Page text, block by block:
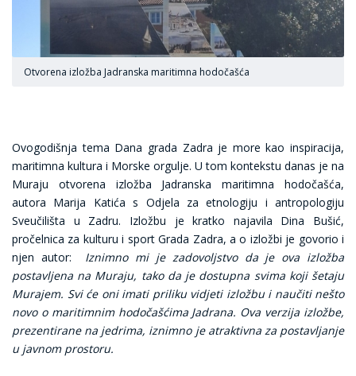
Otvorena izložba Jadranska maritimna hodočašća
Ovogodišnja tema Dana grada Zadra je more kao inspiracija,
maritimna kultura i Morske orgulje. U tom kontekstu danas je na
Muraju otvorena izložba Jadranska maritimna hodočašća,
autora Marija Katića s Odjela za etnologiju i antropologiju
Sveučilišta u Zadru. Izložbu je kratko najavila Dina Bušić,
pročelnica za kulturu i sport Grada Zadra, a o izložbi je govorio i
njen autor: Iznimno mi je zadovoljstvo da je ova izložba
postavljena na Muraju, tako da je dostupna svima koji šetaju
Murajem. Svi će oni imati priliku vidjeti izložbu i naučiti nešto
novo o maritimnim hodočašćima Jadrana. Ova verzija izložbe,
prezentirane na jedrima, iznimno je atraktivna za postavljanje
u javnom prostoru.